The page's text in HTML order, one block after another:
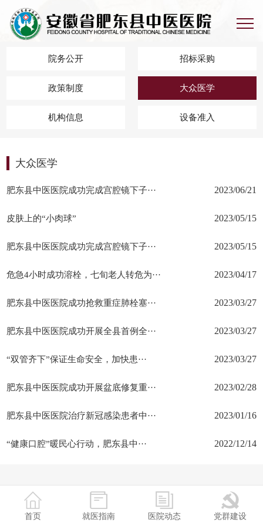
院务公开 招标采购
政策制度 大众医学
机构信息 设备准入
大众医学
肥东县中医医院成功完成宫腔镜下子··· 2023/06/21
皮肤上的“小肉球” 2023/05/15
肥东县中医医院成功完成宫腔镜下子··· 2023/05/15
危急4小时成功溶栓，七旬老人转危为··· 2023/04/17
肥东县中医医院成功抢救重症肺栓塞··· 2023/03/27
肥东县中医医院成功开展全县首例全··· 2023/03/27
“双管齐下”保证生命安全，加快患··· 2023/03/27
肥东县中医医院成功开展盆底修复重··· 2023/02/28
肥东县中医医院治疗新冠感染患者中··· 2023/01/16
“健康口腔”暖民心行动，肥东县中··· 2022/12/14
首页 就医指南 医院动态 党群建设